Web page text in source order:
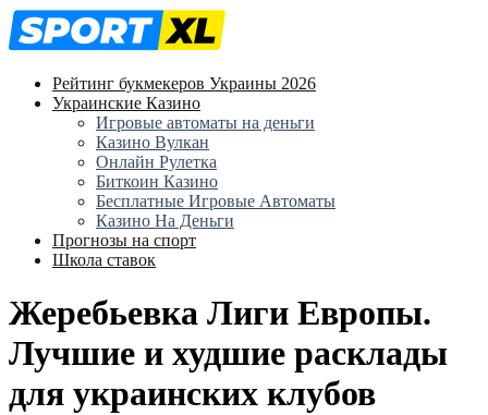
Рейтинг букмекеров Украины 2026
Украинские Казино
Игровые автоматы на деньги
Казино Вулкан
Онлайн Рулетка
Биткоин Казино
Бесплатные Игровые Автоматы
Казино На Деньги
Прогнозы на спорт
Школа ставок
Жеребьевка Лиги Европы.
Лучшие и худшие расклады
для украинских клубов